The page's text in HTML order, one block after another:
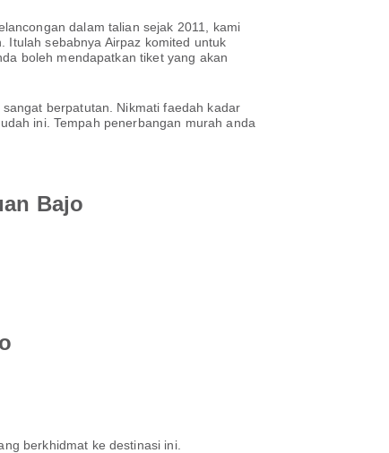
dalam talian sejak 2011, kami
Itulah sebabnya Airpaz komited untuk
boleh mendapatkan tiket yang akan
berpatutan. Nikmati faedah kadar
ini. Tempah penerbangan murah anda
Bajo
berkhidmat ke destinasi ini.